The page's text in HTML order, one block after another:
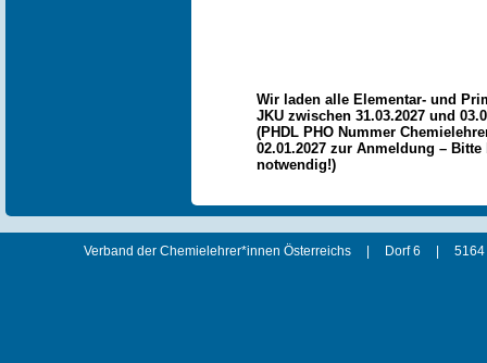
Wir laden alle Elementar- und
JKU zwischen 31.03.2027 und
(PHDL PHO Nummer
02.01.2027 zur Anmeldung –
notwendig!)
Verband der Chemielehrer*innen Österreichs | Dorf 6 | 5164